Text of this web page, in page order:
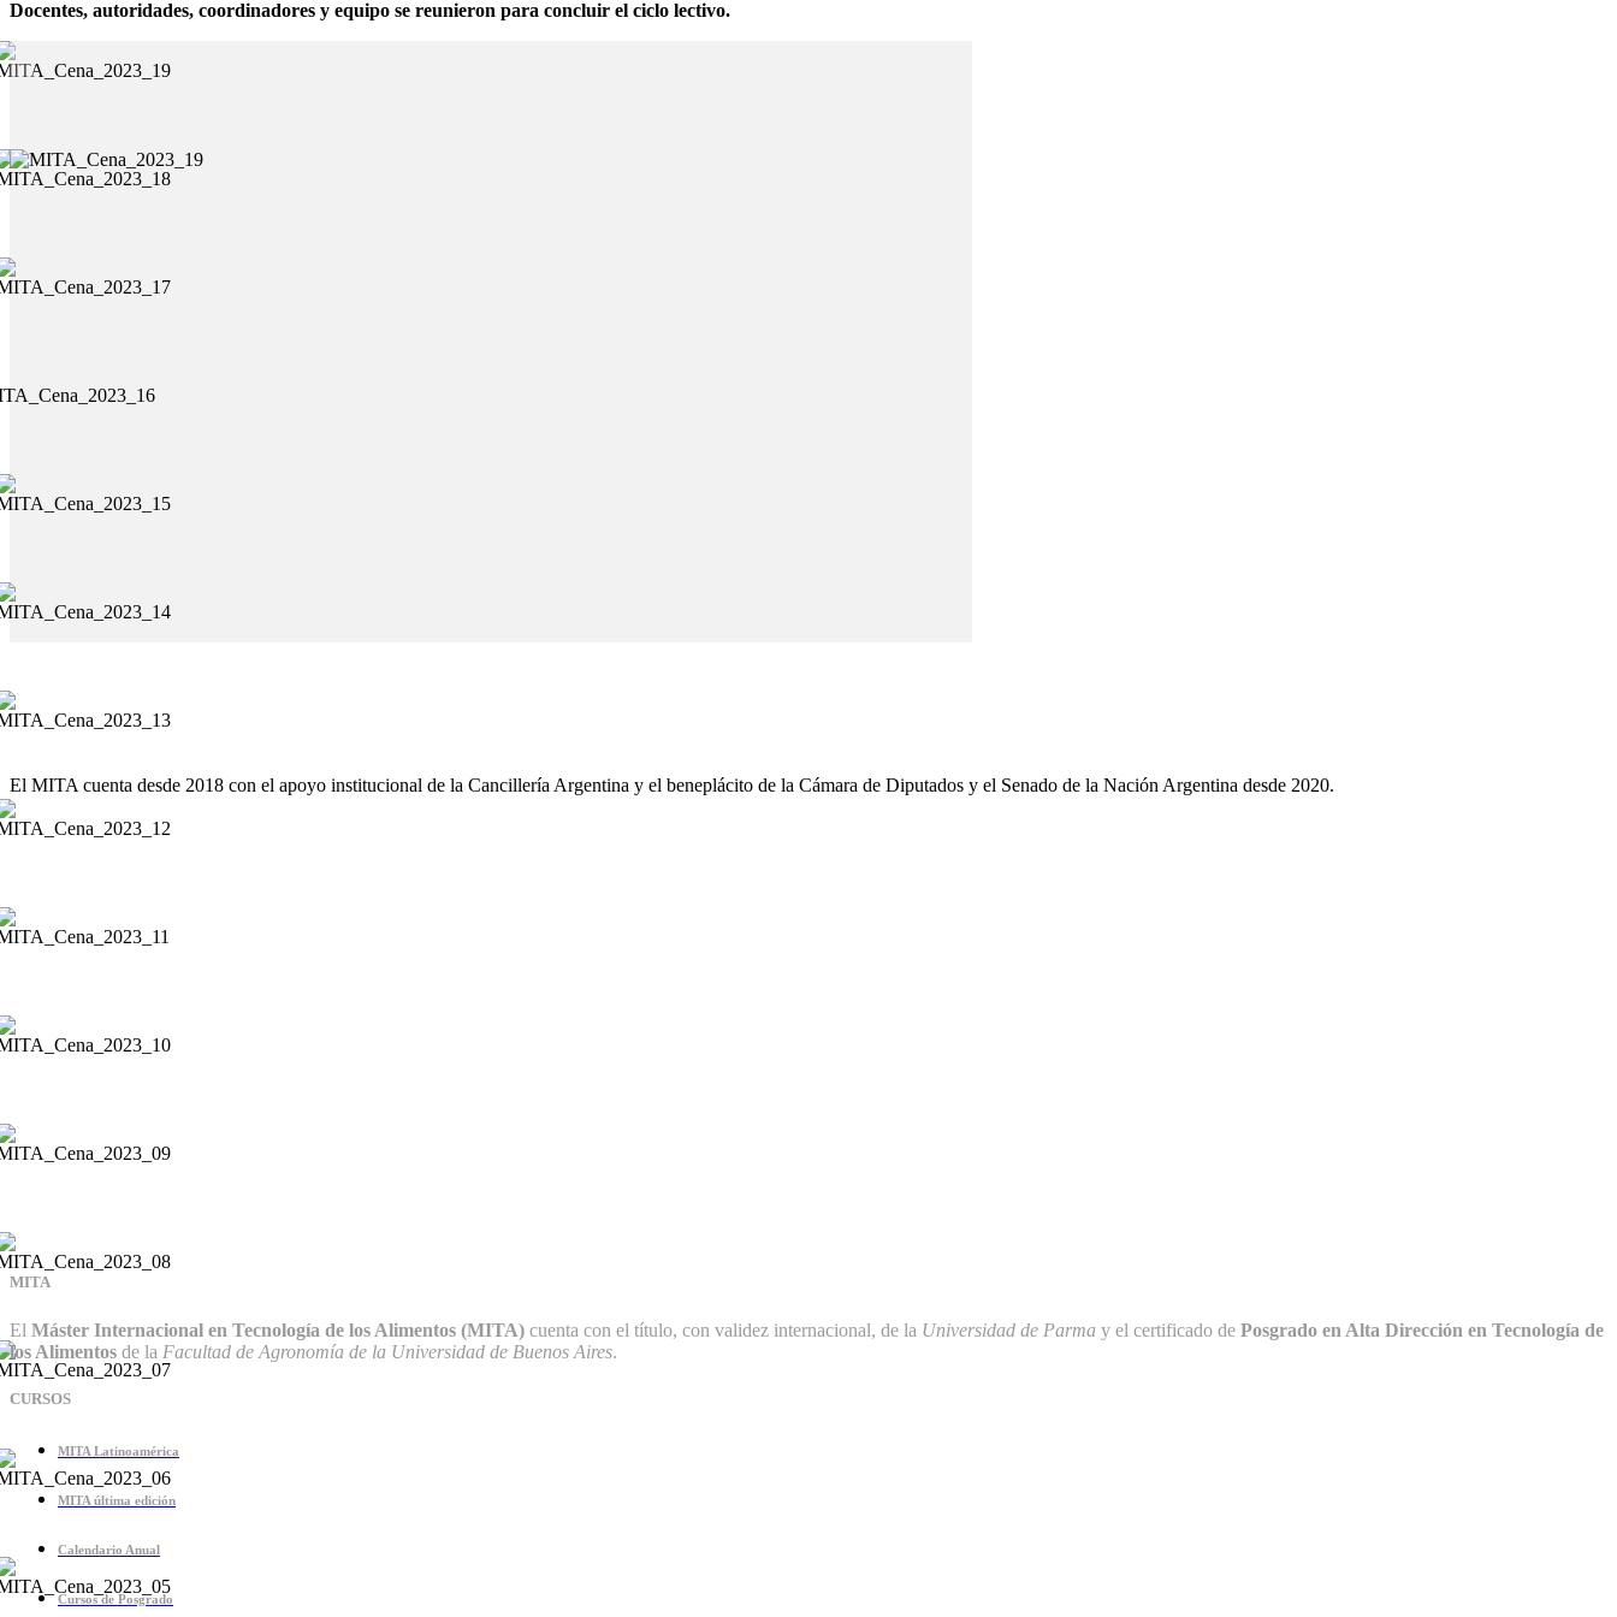
Docentes, autoridades, coordinadores y equipo se reunieron para concluir el ciclo lectivo.
El MITA cuenta desde 2018 con el apoyo institucional de la Cancillería Argentina y el beneplácito de la Cámara de Diputados y el Senado de la Nación Argentina desde 2020.
MITA
El Máster Internacional en Tecnología de los Alimentos (MITA) cuenta con el título, con validez internacional, de la Universidad de Parma y el certificado de Posgrado en Alta Dirección en Tecnología de
los Alimentos de la Facultad de Agronomía de la Universidad de Buenos Aires.
CURSOS
MITA Latinoamérica
MITA última edición
Calendario Anual
Cursos de Posgrado